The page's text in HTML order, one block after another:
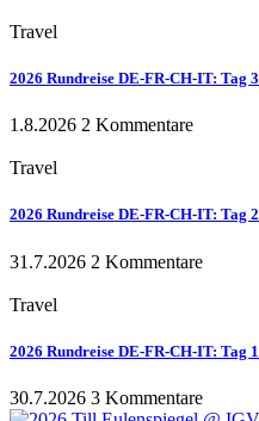
Travel
2026 Rundreise DE-FR-CH-IT: Tag 3
1.8.2026 2 Kommentare
Travel
2026 Rundreise DE-FR-CH-IT: Tag 2
31.7.2026 2 Kommentare
Travel
2026 Rundreise DE-FR-CH-IT: Tag 1
30.7.2026 3 Kommentare